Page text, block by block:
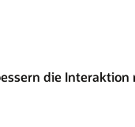
die Interaktion